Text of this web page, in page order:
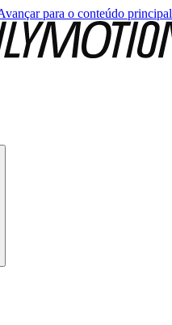
para o conteúdo principal